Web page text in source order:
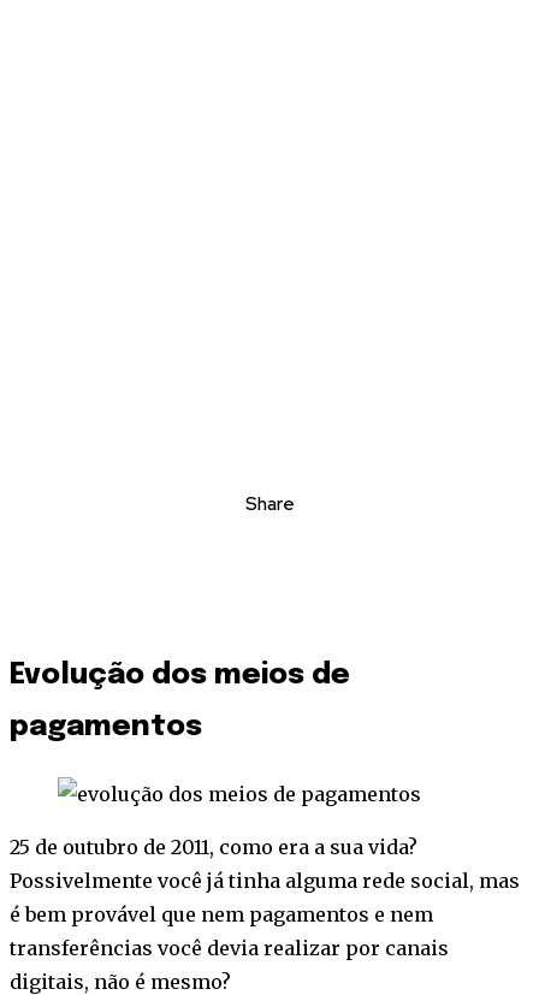
Share
Evolução dos meios de
pagamentos
25 de outubro de 2011, como era a sua vida?
Possivelmente você já tinha alguma rede social, mas
é bem provável que nem pagamentos e nem
transferências você devia realizar por canais
digitais, não é mesmo?